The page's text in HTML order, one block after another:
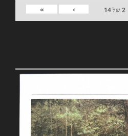
2של14
›
»